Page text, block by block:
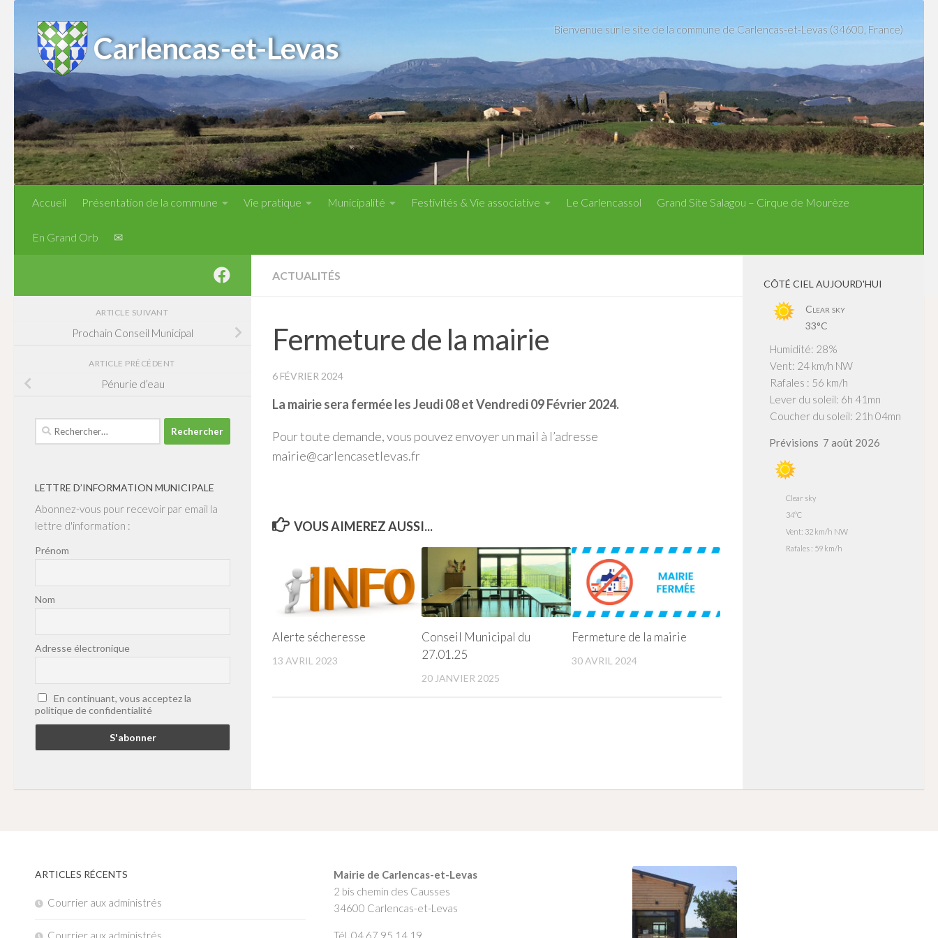
Skip to content
Carlencas-et-Levas
Bienvenue sur le site de la commune de Carlencas-et-Levas (34600, France)
Accueil Présentation de la commune Vie pratique Municipalité Festivités & Vie associative Le Carlencassol Grand Site Salagou – Cirque de Mourèze
En Grand Orb ✉
ACTUALITÉS
Fermeture de la mairie
6 FÉVRIER 2024
La mairie sera fermée les Jeudi 08 et Vendredi 09 Février 2024.
Pour toute demande, vous pouvez envoyer un mail à l’adresse
mairie@carlencasetlevas.fr
VOUS AIMEREZ AUSSI...
Alerte sécheresse
13 AVRIL 2023
Conseil Municipal du
27.01.25
20 JANVIER 2025
Fermeture de la mairie
30 AVRIL 2024
ARTICLE SUIVANT
Prochain Conseil Municipal
ARTICLE PRÉCÉDENT
Pénurie d’eau
Rechercher :
LETTRE D’INFORMATION MUNICIPALE
Abonnez-vous pour recevoir par email la
lettre d'information :
Prénom
Nom
Adresse électronique
En continuant, vous acceptez la
politique de confidentialité
CÔTÉ CIEL AUJOURD'HUI
Clear sky
33°C
Humidité: 28%
Vent: 24 km/h NW
Rafales : 56 km/h
Lever du soleil: 6h 41mn
Coucher du soleil: 21h 04mn
Prévisions 7 août 2026
Clear sky
34°C
Vent: 32 km/h NW
Rafales : 59 km/h
ARTICLES RÉCENTS
Courrier aux administrés
Courrier aux administrés
Mairie de Carlencas-et-Levas
2 bis chemin des Causses
34600 Carlencas-et-Levas
Tél. 04 67 95 14 19